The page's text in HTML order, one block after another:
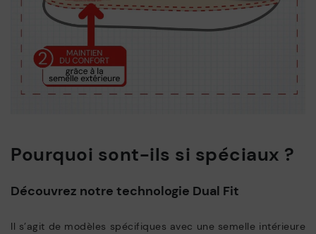
Pourquoi sont-ils si spéciaux ?
Découvrez notre technologie Dual Fit
Il s’agit de modèles spécifiques avec une semelle intérieure